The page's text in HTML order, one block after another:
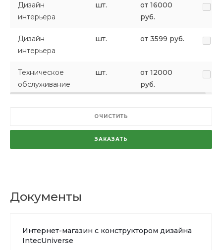
Дизайн
интерьера
шт.
от 16000
руб.
Дизайн
интерьера
шт. от 3599 руб.
Техническое
обслуживание
шт.
от 12000
руб.
ОЧИСТИТЬ
ЗАКАЗАТЬ
Документы
Интернет-магазин с конструктором дизайна
IntecUniverse